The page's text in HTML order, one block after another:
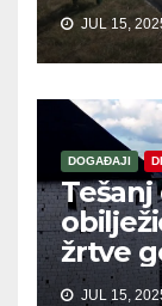
JUL 15,
DOGAĐAJI
žrtve
JUL 15,